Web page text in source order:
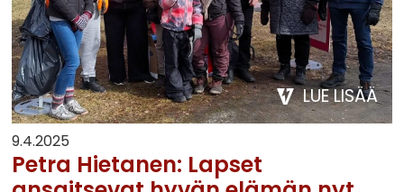
LUE LISÄÄ
9.4.2025
Petra Hietanen: Lapset